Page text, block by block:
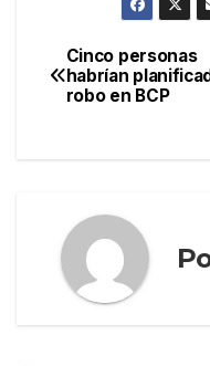
de
Cinco personas
habrían
robo en BCP